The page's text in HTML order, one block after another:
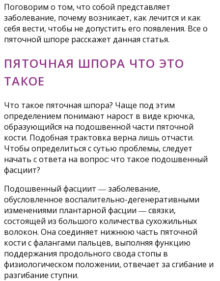
Поговорим о том, что собой представляет
заболевание, почему возникает, как лечится и как
себя вести, чтобы не допустить его появления. Все о
пяточной шпоре расскажет данная статья.
ПЯТОЧНАЯ ШПОРА ЧТО ЭТО
ТАКОЕ
Что такое пяточная шпора? Чаще под этим
определением понимают нарост в виде крючка,
образующийся на подошвенной части пяточной
кости. Подобная трактовка верна лишь отчасти.
Чтобы определиться с сутью проблемы, следует
начать с ответа на вопрос: что такое подошвенный
фасциит?
Подошвенный фасциит ― заболевание,
обусловленное воспалительно-дегенеративными
изменениями плантарной фасции ― связки,
состоящей из большого количества сухожильных
волокон. Она соединяет нижнюю часть пяточной
кости с фалангами пальцев, выполняя функцию
поддержания продольного свода стопы в
физиологическом положении, отвечает за сгибание и
разгибание ступни.